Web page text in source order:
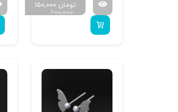
۲۰۰,۰۰۰
۱۵۰,۰۰۰ تومان